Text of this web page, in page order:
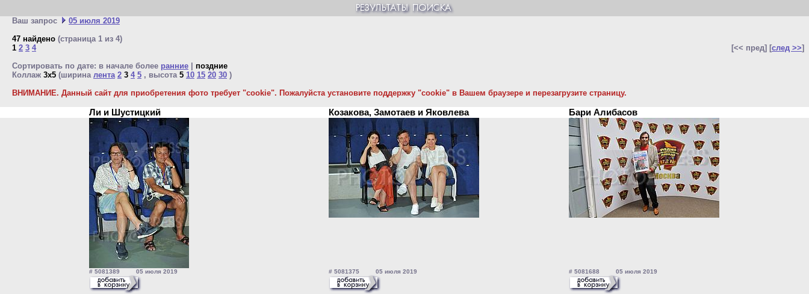
Ваш запрос
05 июля 2019
47 найдено (страница 1 из 4)
1 2 3 4 [<< пред] [след >>]
Сортировать по дате: в начале более ранние
поздние
Коллаж 3x5 (ширина лента 2 3 4 5 , высота 5 10 15 20 30 )
ВНИМАНИЕ. Данный сайт для приобретения фото требует "cookie". Пожалуйста установите поддержку "cookie" в Вашем браузере и перезагрузите страницу.
Ли и Шустицкий Козакова, Замотаев и Яковлева Бари Алибасов
# 5081389 05 июля 2019 # 5081375 05 июля 2019 # 5081688 05 июля 2019